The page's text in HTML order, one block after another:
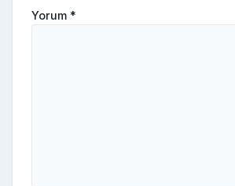
Yorum *